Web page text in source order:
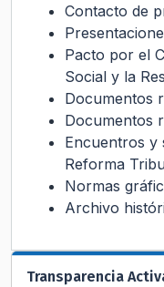
Contacto de
Pacto por el
Social y la
Documentos
Documentos
Encuentros y
Reforma
Normas
Archivo
Transparencia